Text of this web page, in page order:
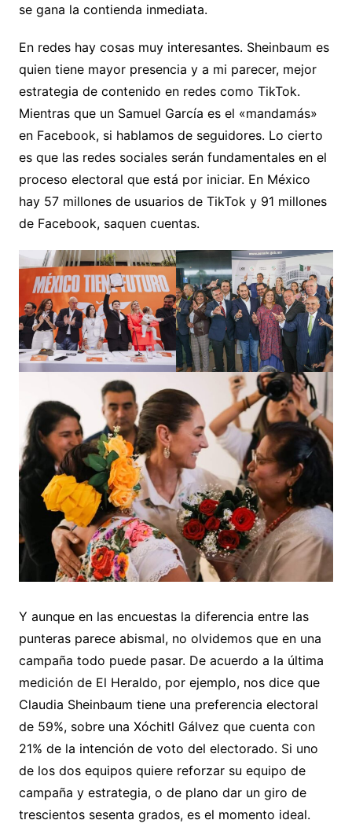
se gana la contienda inmediata.
En redes hay cosas muy interesantes. Sheinbaum es
quien tiene mayor presencia y a mi parecer, mejor
estrategia de contenido en redes como TikTok.
Mientras que un Samuel García es el «mandamás»
en Facebook, si hablamos de seguidores. Lo cierto
es que las redes sociales serán fundamentales en el
proceso electoral que está por iniciar. En México
hay 57 millones de usuarios de TikTok y 91 millones
de Facebook, saquen cuentas.
Y aunque en las encuestas la diferencia entre las
punteras parece abismal, no olvidemos que en una
campaña todo puede pasar. De acuerdo a la última
medición de El Heraldo, por ejemplo, nos dice que
Claudia Sheinbaum tiene una preferencia electoral
de 59%, sobre una Xóchitl Gálvez que cuenta con
21% de la intención de voto del electorado. Si uno
de los dos equipos quiere reforzar su equipo de
campaña y estrategia, o de plano dar un giro de
trescientos sesenta grados, es el momento ideal.